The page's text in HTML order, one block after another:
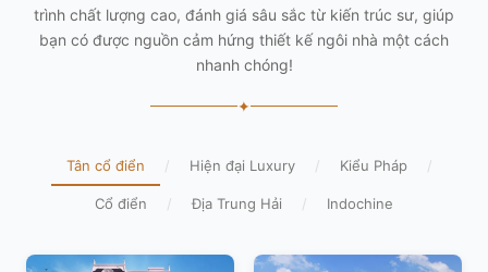
trình chất lượng cao, đánh giá sâu sắc từ kiến trúc sư, giúp
bạn có được nguồn cảm hứng thiết kế ngôi nhà một cách
nhanh chóng!
✦
Tân cổ điển / Hiện đại Luxury / Kiểu Pháp /
Cổ điển / Địa Trung Hải / Indochine